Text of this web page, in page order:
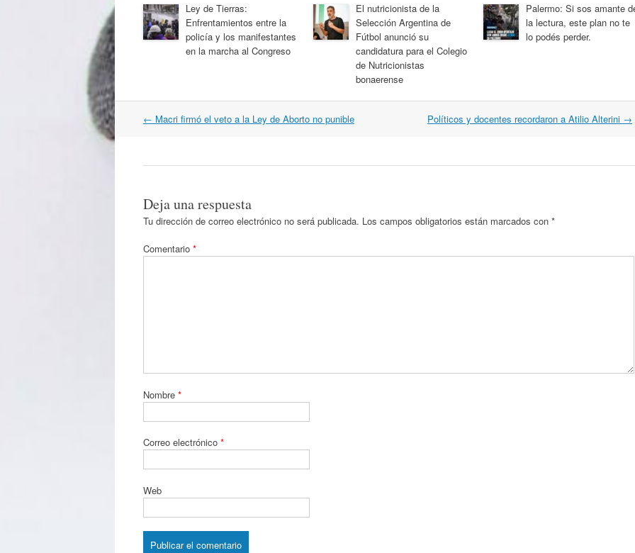
Ley de Tierras:
Enfrentamientos entre la
policía y los manifestantes
en la marcha al Congreso
El nutricionista de la
Selección Argentina de
Fútbol anunció su
candidatura para el Colegio
de Nutricionistas
bonaerense
Palermo: Si sos amante
la lectura, este plan no te
lo podés perder.
Navegación
← Macri firmó el veto a la Ley de Aborto no punible Políticos y docentes recordaron a Atilio Alterini →
Deja una respuesta
Tu dirección de correo electrónico no será publicada. Los campos obligatorios están marcados con *
Comentario *
Nombre *
Correo electrónico *
Web